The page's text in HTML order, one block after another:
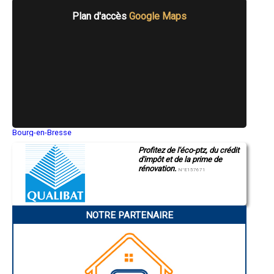
- Entreprise de rénovation immobilière à Ardres
- Entreprise de rénovation immobilière à Neufchâtel-Hardelot
- Entreprise de rénovation immobilière à Lumbres
- Entreprise de rénovation immobilière à Violaines
- Entreprise de rénovation immobilière à Saint-Léonard
- Entreprise de rénovation immobilière à Samer
- Entreprise de rénovation immobilière à Wizernes
- Entreprise de rénovation immobilière à Sainte-Catherine
- Entreprise de rénovation immobilière à Saint-Venant
- Entreprise de rénovation immobilière à Lapugnoy
- Entreprise de rénovation immobilière à Pont-à-Vendin
- Entreprise de rénovation immobilière à Hulluch
Plan d'accèsGoogle Maps
Bourg-en-Bresse
Montluçon
Manosque
Gap
Charleville-Mézières
Pamiers
Narbonne
Profitez de l'éco-ptz, du crédit
d'impôt et de la prime de
rénovation. N°E157671
NOTRE PARTENAIRE